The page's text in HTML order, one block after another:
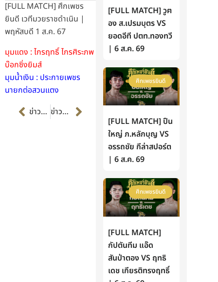
[FULL MATCH] ศึกเพชร
ยินดี เวทีมวยราชดำเนิน |
พฤหัสบดี 1 ส.ค. 67
มุมแดง : ไกรฤทธิ์ ไกรศิระภพ
บ๊อกซิ่งยิมส์
มุมน้ำเงิน : ประกายเพชร
นายกต่อสวนแตง
Prevข่าวก่อนหน้า ข่าวต่อไป Next
[FULL MATCH] วูฅ
อง ส.เปรมบุตร VS
ยอดอีที ปตท.ทองทวี
| 6 ส.ค. 69
ศึกเพชรยินดี
[FULL MATCH] ปืน
ใหญ่ ภ.หลักบุญ VS
อรรถชัย กีล่าสปอร์ต
| 6 ส.ค. 69
ศึกเพชรยินดี
[FULL MATCH]
กัปตันทีม แอ๊ด
สันป่าตอง VS ฤทธิ
เดช เกียรติทรงฤทธิ์